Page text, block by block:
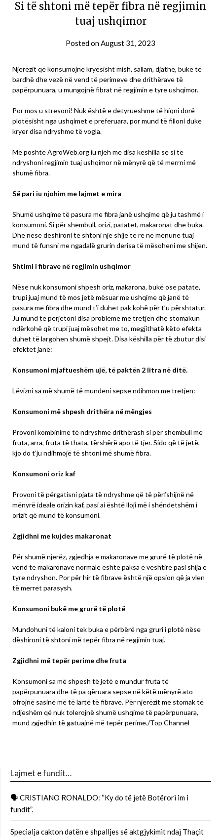
Si të shtoni më tepër fibra në regjimin
tuaj ushqimor
Posted onAugust 31, 2023
Njerëzit që konsumojnë kryesisht mish, sallam, djathë, bukë të
bardhë dhe vezë në vend të perimeve dhe drithërave të
papërpunuara, u mungojnë fibrat në regjimin e tyre ushqimor.
Por mos u stresoni! Nuk është e detyrueshme të hiqni dorë
plotësisht nga ushqimet e preferuara, por mund të filloni duke
kryer disa ndryshme të vogla.
Më poshtë AgroWeb.org iu njeh me disa këshilla se si të
ndryshoni regjimin tuaj ushqimor në mënyrë që të merrni më
shumë fibra.
Së pari iu njohim me lajmet e mira
Shumë ushqime të pasura me fibra janë ushqime që ju tashmë i
konsumoni. Si për shembull, orizi, patatet, makaronat dhe buka.
Dhe nëse dëshironi të shtoni një shije të re në menunë tuaj
mund të funsni me ngadalë grurin derisa të mësoheni me shijen.
Shtimi i fibrave në regjimin ushqimor
Nëse nuk konsumoni shpesh oriz, makarona, bukë ose patate,
trupi juaj mund të mos jetë mësuar me ushqime që janë të
pasura me fibra dhe mund t’i duhet pak kohë për t’u përshtatur.
Ju mund të përjetoni disa probleme me tretjen dhe stomakun
ndërkohë që trupi juaj mësohet me to, megjithatë këto efekta
duhet të largohen shumë shpejt. Disa këshilla për të zbutur disi
efektet janë:
Konsumoni mjaftueshëm ujë, të paktën 2 litra në ditë.
Lëvizni sa më shumë të mundeni sepse ndihmon me tretjen:
Konsumoni më shpesh drithëra në mëngjes
Provoni kombinime të ndryshme drithërash si për shembull me
fruta, arra, fruta të thata, tërshërë apo të tjer. Sido që të jetë,
kjo do t’ju ndihmojë të shtoni më shumë fibra.
Konsumoni oriz kaf
Provoni të përgatisni pjata të ndryshme që të përfshijnë në
mënyrë ideale orizin kaf, pasi ai është lloji më i shëndetshëm i
orizit që mund të konsumoni.
Zgjidhni me kujdes makaronat
Për shumë njerëz, zgjedhja e makaronave me grurë të plotë në
vend të makaronave normale është paksa e vështirë pasi shija e
tyre ndryshon. Por për hir të fibrave është një opsion që ja vlen
të merret parasysh.
Konsumoni bukë me grurë të plotë
Mundohuni të kaloni tek buka e përbërë nga gruri i plotë nëse
dëshironi të shtoni më tepër fibra në regjimin tuaj.
Zgjidhni më tepër perime dhe fruta
Konsumoni sa më shpesh të jetë e mundur fruta të
papërpunuara dhe të pa qëruara sepse në këtë mënyrë ato
ofrojnë sasinë më të lartë të fibrave. Për njerëzit me stomak të
ndjeshëm që nuk tolerojnë shumë ushqime të papërpunuara,
mund zgjedhin të gatuajnë më tepër perime./Top Channel
Lajmet e fundit…
🗣 CRISTIANO RONALDO: “Ky do të jetë Botërori im i
fundit”.
Specialja cakton datën e shpalljes së aktgjykimit ndaj Thaçit